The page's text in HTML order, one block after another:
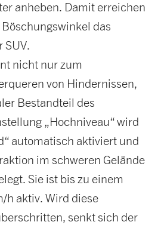
anheben. Damit erreichen
das
SUV.
nicht nur zum
von Hindernissen,
Bestandteil des
„Hochniveau“ wird
automatisch aktiviert und
im schweren Gelände
Sie ist bis zu einem
h aktiv. Wird diese
senkt sich der